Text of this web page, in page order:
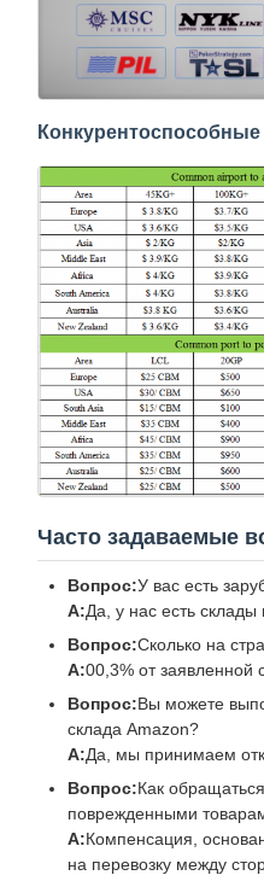
Часто задаваемые
Вопрос:У вас есть
А:Да, у нас есть
Вопрос:Сколько на
А:00,3% от заявленной
Вопрос:Вы можете
склада Amazon?
А:Да, мы принимаем
Вопрос:Как
поврежденными
А:Компенсация,
на перевозку между